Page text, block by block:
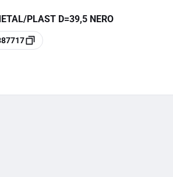
PLAST D=39,5 NERO